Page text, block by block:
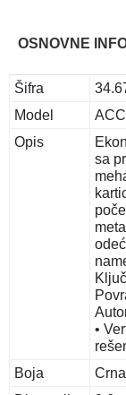
OSNOVNE
Šifra
Model
Opis
sa
•
Boja
Crna